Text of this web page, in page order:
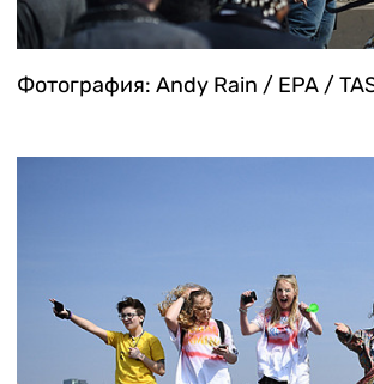
Фотография: Andy Rain / EPA /